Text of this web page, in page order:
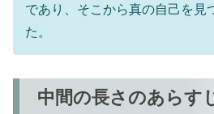
であり、そこから真の自己を見
た。
中間の長さのあらす